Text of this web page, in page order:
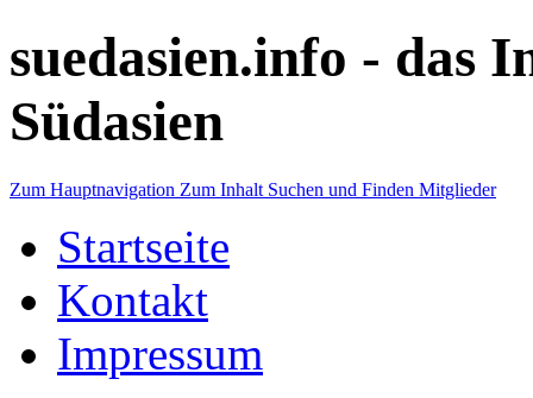
suedasien.info - das
Südasien
Zum Hauptnavigation Zum Inhalt Suchen und Finden Mitglieder
Startseite
Kontakt
Impressum